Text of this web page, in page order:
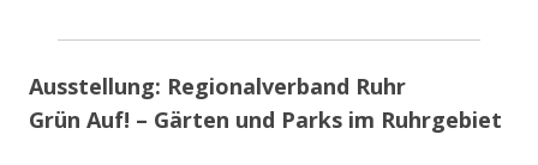
Ausstellung: Regionalverband Ruhr
Grün Auf! – Gärten und Parks im Ruhrgebiet